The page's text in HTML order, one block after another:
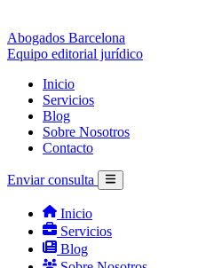
Abogados Barcelona
Equipo editorial jurídico
Inicio
Servicios
Blog
Sobre Nosotros
Contacto
Enviar consulta
Inicio
Servicios
Blog